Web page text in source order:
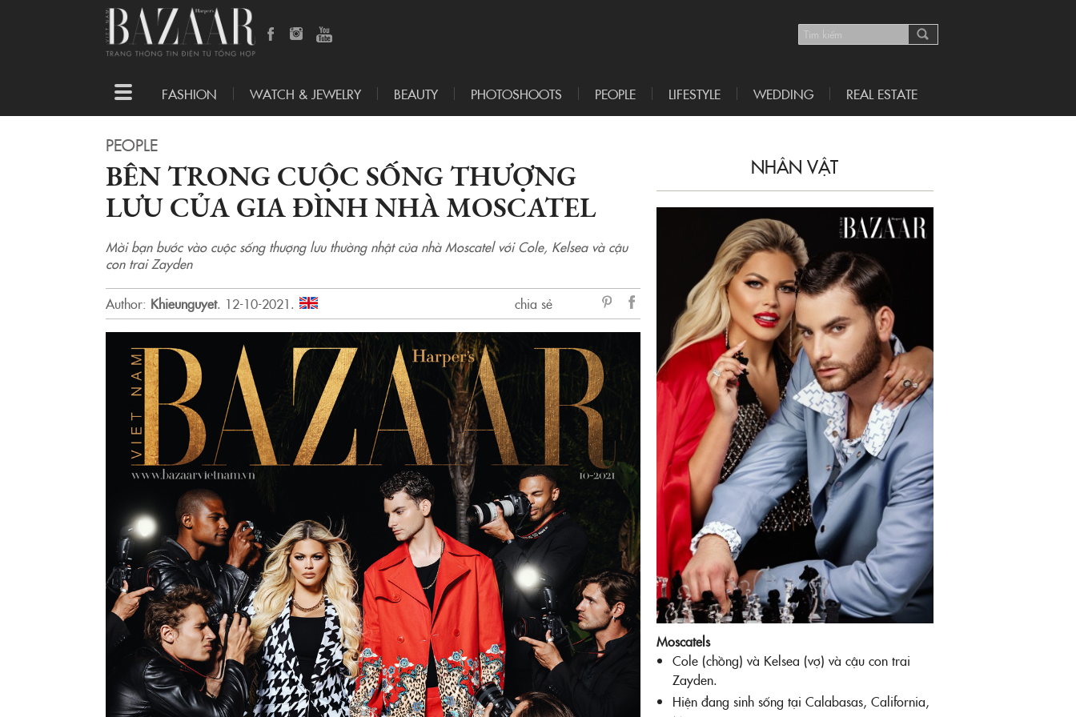
Toggle
navigation
FASHION WATCH & JEWELRY BEAUTY PHOTOSHOOTS PEOPLE LIFESTYLE WEDDING REAL ESTATE
PEOPLE
BÊN TRONG CUỘC SỐNG THƯỢNG
LƯU CỦA GIA ĐÌNH NHÀ MOSCATEL
Mời bạn bước vào cuộc sống thượng lưu thường nhật của nhà Moscatel với Cole, Kelsea và cậu
con trai Zayden
Author: Khieunguyet. 12-10-2021.
chia sẻ
Facebook
NHÂN VẬT
Moscatels
Cole (chồng) và Kelsea (vợ) và cậu con trai
Zayden.
Hiện đang sinh sống tại Calabasas, California,